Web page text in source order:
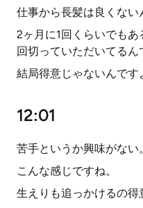
仕事から長髪は良くない
2ヶ月に1回くらいでも
回切っていただいてるん
結局得意じゃないんです
12:01
苦手というか興味がない。
こんな感じですね。
生えりも追っかけるの得